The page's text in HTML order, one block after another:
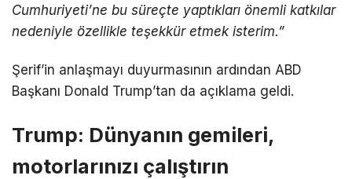
Cumhuriyeti’ne bu süreçte yaptıkları önemli katkılar
nedeniyle özellikle teşekkür etmek isterim.”
Şerif’in anlaşmayı duyurmasının ardından ABD
Başkanı Donald Trump’tan da açıklama geldi.
Trump: Dünyanın gemileri,
motorlarınızı çalıştırın